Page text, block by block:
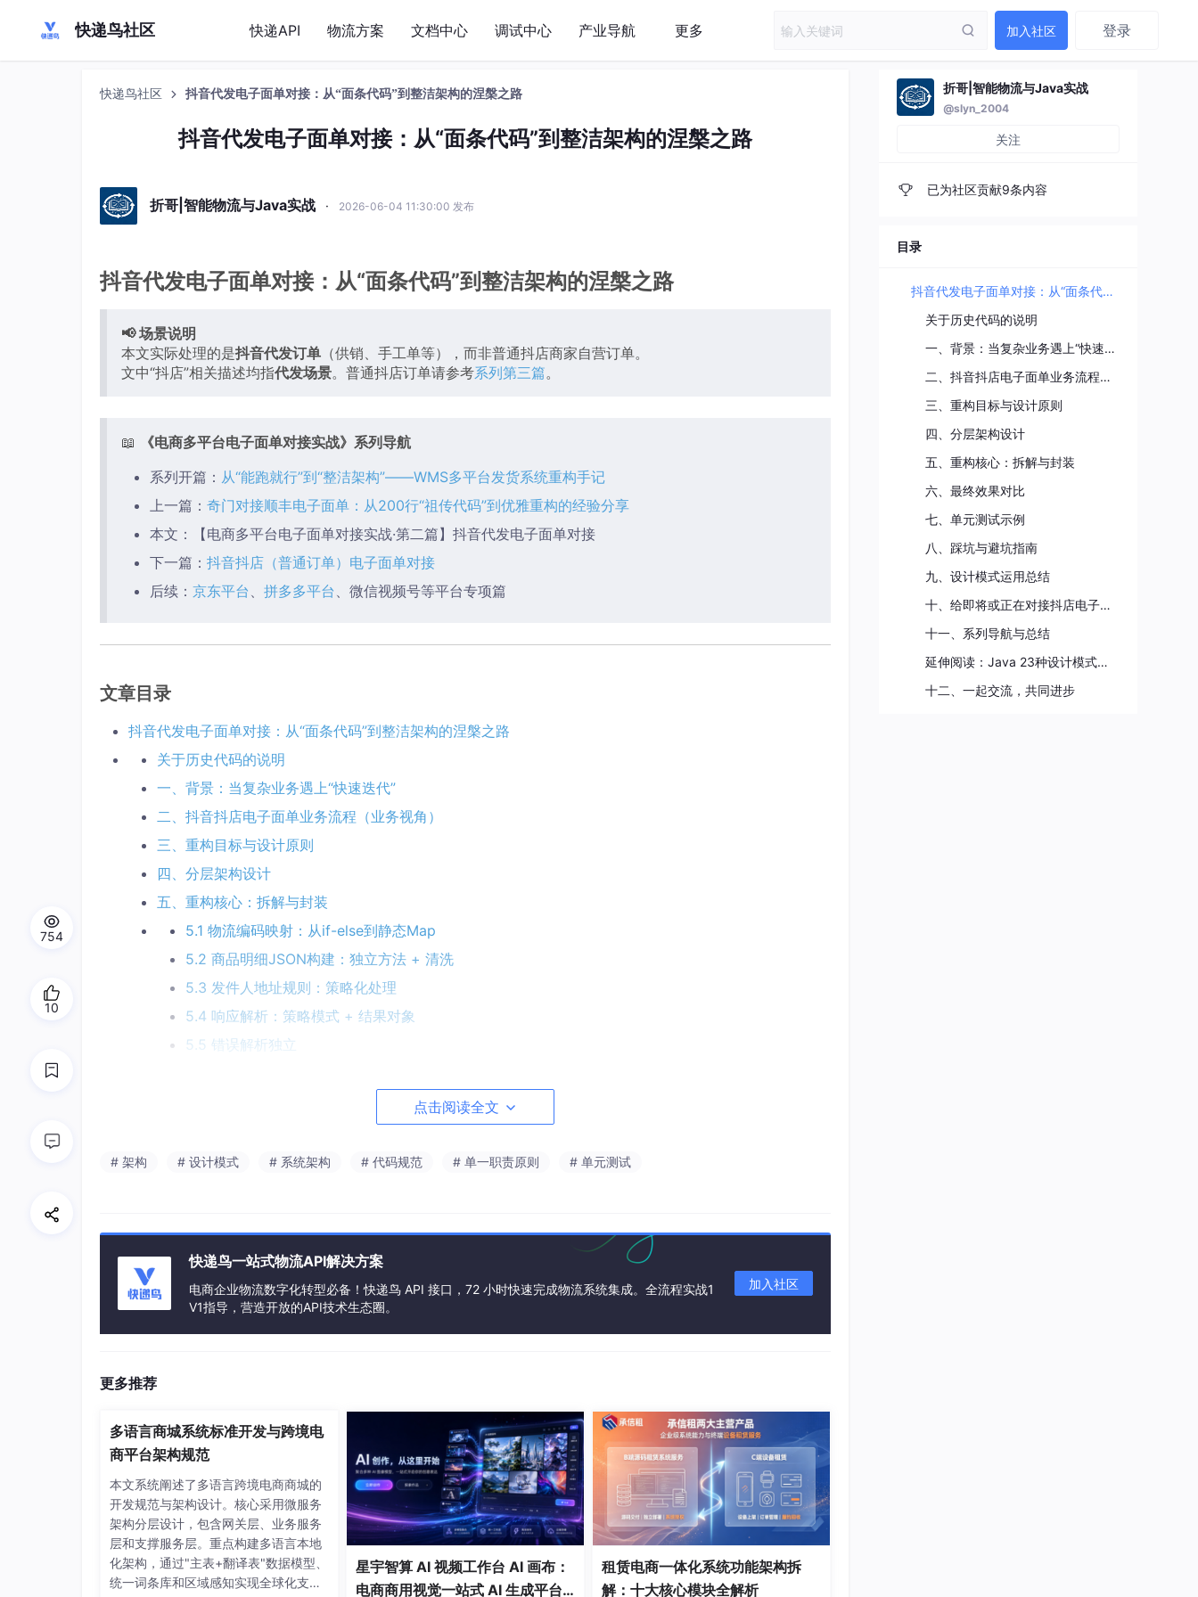
快递鸟社区 快递API 物流方案 文档中心 调试中心 产业导航 更多 加入社区 登录
快递鸟社区 抖音代发电子面单对接：从“面条代码”到整洁架构的涅槃之路
抖音代发电子面单对接：从“面条代码”到整洁架构的涅槃之路
折哥|智能物流与Java实战 · 2026-06-04 11:30:00 发布
抖音代发电子面单对接：从“面条代码”到整洁架构的涅槃之路
📢 场景说明
本文实际处理的是抖音代发订单 （供销、手工单等），而非普通抖店商家自营订单。
文中“抖店”相关描述均指代发场景。普通抖店订单请参考系列第三篇。
📖
《电商多平台电子面单对接实战》系列导航
系列开篇： 从“能跑就行”到“整洁架构”——WMS多平台发货系统重构手记
上一篇： 奇门对接顺丰电子面单：从200行“祖传代码”到优雅重构的经验分享
本文：【电商多平台电子面单对接实战·第二篇】抖音代发电子面单对接
下一篇： 抖音抖店（普通订单）电子面单对接
后续： 京东平台 、 拼多多平台 、微信视频号等平台专项篇
文章目录
抖音代发电子面单对接：从“面条代码”到整洁架构的涅槃之路
关于历史代码的说明
一、背景：当复杂业务遇上“快速迭代”
二、抖音抖店电子面单业务流程（业务视角）
三、重构目标与设计原则
四、分层架构设计
五、重构核心：拆解与封装
5.1 物流编码映射：从if-else到静态Map
5.2 商品明细JSON构建：独立方法 + 清洗
5.3 发件人地址规则：策略化处理
5.4 响应解析：策略模式 + 结果对象
5.5 错误解析独立
7.1 测试物流编码映射
7.3 测试错误解析
7.4 测试顶层过期消息覆盖
八、踩坑与避坑指南
九、设计模式运用总结
延伸阅读：Java 23种设计模式实战系列
十二、一起交流，共同进步
关于历史代码的说明
本系列所展示的原始代码，诞生于公司业务爆发式增长期。那时的首要目标是快速上线、稳定支撑业务，代码的简洁
性和扩展性在时间压力下做出了一些合理的妥协。正是这些“历史代码”撑起了公司数年的发货业务，离不开前辈们的
点击阅读全文
# 架构 # 设计模式 # 系统架构 # 代码规范 # 单一职责原则 # 单元测试
快递鸟一站式物流API解决方案
电商企业物流数字化转型必备！快递鸟 API 接口，72 小时快速完成物流系统集成。全流程实战1
V1指导，营造开放的API技术生态圈。
加入社区
更多推荐
多语言商城系统标准开发与跨境电
商平台架构规范
本文系统阐述了多语言跨境电商商城的
开发规范与架构设计。核心采用微服务
架构分层设计，包含网关层、业务服务
层和支撑服务层。重点构建多语言本地
化架构，通过"主表+翻译表"数据模型、
统一词条库和区域感知实现全球化支
星宇智算 AI 视频工作台 AI 画布：
电商商用视觉一站式 AI 生成平台
租赁电商一体化系统功能架构拆
解：十大核心模块全解析
754
10
折哥|智能物流与Java实战
@slyn_2004
关注
已为社区贡献9条内容
目录
抖音代发电子面单对接：从“面条代码”到整洁架构的涅槃之路
关于历史代码的说明
一、背景：当复杂业务遇上“快速迭代”
二、抖音抖店电子面单业务流程（业务视角）
三、重构目标与设计原则
四、分层架构设计
五、重构核心：拆解与封装
六、最终效果对比
七、单元测试示例
八、踩坑与避坑指南
九、设计模式运用总结
十、给即将或正在对接抖店电子面单团队的建议
十一、系列导航与总结
延伸阅读：Java 23种设计模式实战系列
十二、一起交流，共同进步